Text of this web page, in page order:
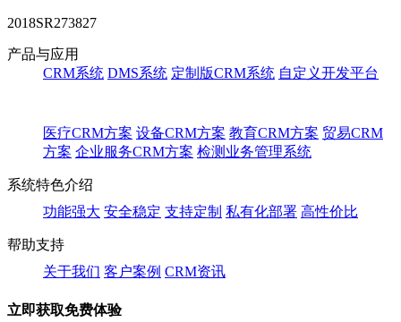
2018SR273827
产品与应用
CRM系统 DMS系统 定制版CRM系统 自定义开发平台
医疗CRM方案 设备CRM方案 教育CRM方案 贸易CRM
方案 企业服务CRM方案 检测业务管理系统
系统特色介绍
功能强大 安全稳定 支持定制 私有化部署 高性价比
帮助支持
关于我们 客户案例 CRM资讯
立即获取免费体验